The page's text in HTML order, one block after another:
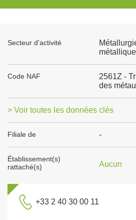
Secteur d'activité
métallique
Code NAF
2561Z -
des
> Voir toutes les données clés
Filiale de -
Établissement(s)
rattaché(s)
Aucun
+33 2 40 30 00 11